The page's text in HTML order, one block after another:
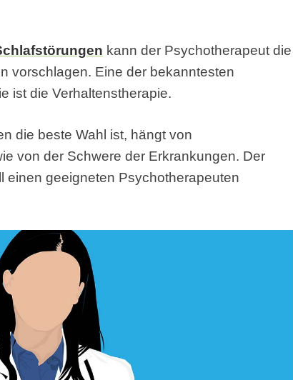
kann der Psychotherapeut die
vorschlagen. Eine der bekanntesten
ist die Verhaltenstherapie.
die beste Wahl ist, hängt von
von der Schwere der Erkrankungen. Der
einen geeigneten Psychotherapeuten